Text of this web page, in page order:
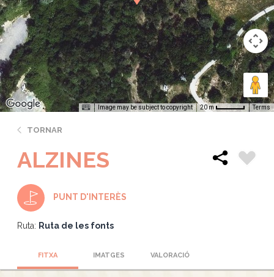
Image may be subject to copyright 20 m Terms
TORNAR
ALZINES
PUNT D'INTERÈS
Ruta: Ruta de les fonts
FITXA IMATGES VALORACIÓ